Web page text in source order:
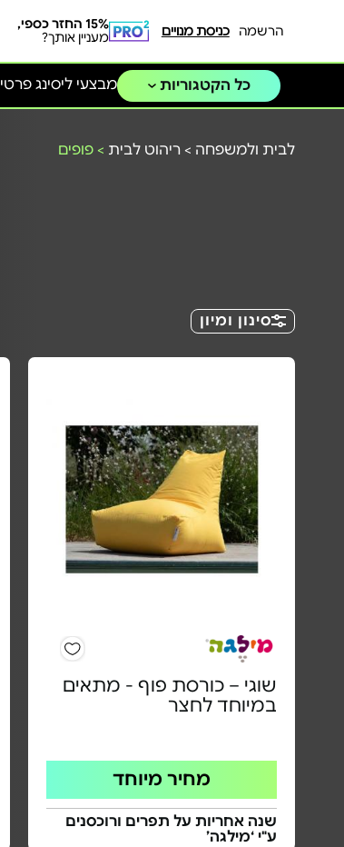
הרשמה כניסת מנויים
15% החזר כספי,
מעניין אותך?
כל הקטגוריות מבצעי ליסינג פרטי
לבית ולמשפחה > ריהוט לבית > פופים
סינון ומיון
שוגי – כורסת פוף - מתאים
במיוחד לחצר
מחיר מיוחד
שנה אחריות על תפרים ורוכסנים
ע"י ‘מילגה’